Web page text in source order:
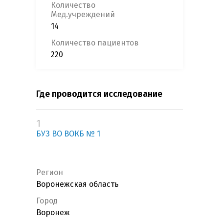
Количество
Мед.учреждений
14
Количество пациентов
220
Где проводится исследование
1
БУЗ ВО ВОКБ № 1
Регион
Воронежская область
Город
Воронеж